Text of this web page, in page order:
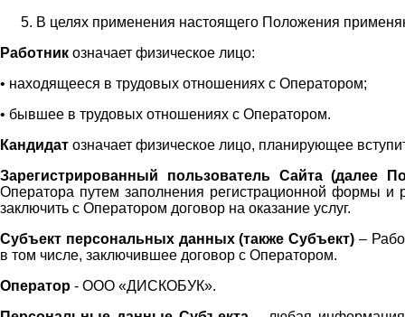
В целях применения настоящего Положения
Работник означает физическое лицо:
• находящееся в трудовых отношениях с Оператором;
• бывшее в трудовых отношениях с Оператором.
Кандидат означает физическое лицо, планирующее
Зарегистрированный пользователь Сайта (далее
Оператора путем заполнения регистрационной формы и
заключить с Оператором договор на оказание услуг.
Субъект персональных данных (также Субъект) –
в том числе, заключившее договор с Оператором.
Оператор - ООО «ДИСКОБУК».